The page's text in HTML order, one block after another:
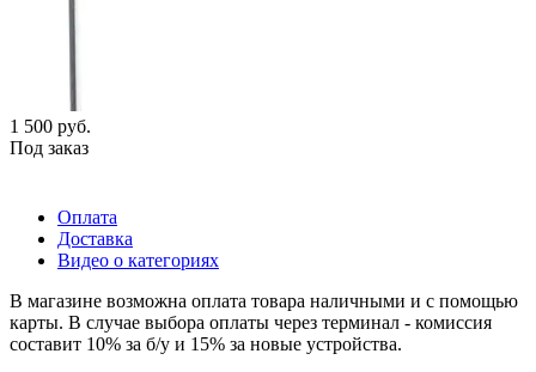
1 500 руб.
Под заказ
Оплата
Доставка
Видео о категориях
В магазине возможна оплата товара наличными и с помощью
карты. В случае выбора оплаты через терминал - комиссия
составит 10% за б/у и 15% за новые устройства.